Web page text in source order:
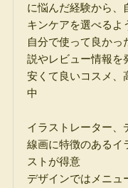
に悩んだ経験から、
キンケアを選べるよ
自分で使って良か
説やレビュー情報を
安くて良いコスメ、
中
イラストレーター、
線画に特徴のあるイ
ストが得意
デザインではメニュ